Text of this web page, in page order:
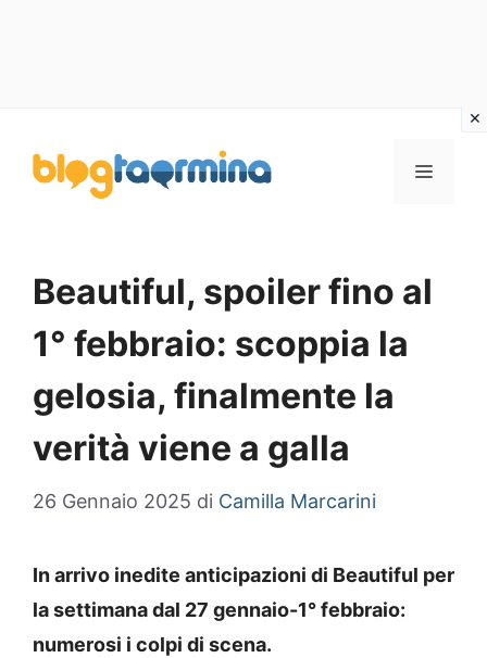
contenuto
MENU
Beautiful, spoiler fino al
1° febbraio: scoppia la
gelosia, finalmente la
verità viene a galla
26 Gennaio 2025 di Camilla Marcarini
In arrivo inedite anticipazioni di Beautiful per
la settimana dal 27 gennaio-1° febbraio:
numerosi i colpi di scena.